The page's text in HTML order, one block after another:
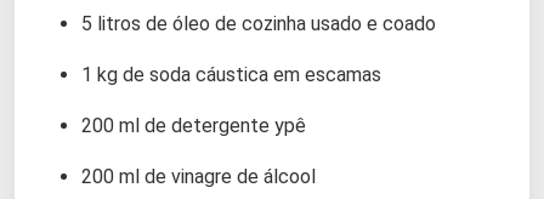
5 litros de óleo de cozinha usado e coado
1 kg de soda cáustica em escamas
200 ml de detergente ypê
200 ml de vinagre de álcool